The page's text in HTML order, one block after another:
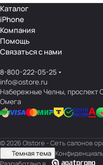
Каталог
iPhone
Компания
Помощь
Связаться с нами
8-800-222-05-25
info@ostore.ru
Набережные Челны, проспект
Омега
© 2026 O|store - Сеть салонов
Темная тема